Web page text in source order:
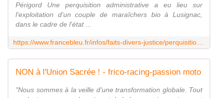
Périgord Une perquisition administrative a eu lieu sur
l'exploitation d'un couple de maraîchers bio à Lusignac,
dans le cadre de l'état ...
NON à l'Union Sacrée ! - frico-racing-passion moto
"Nous sommes à la veille d'une transformation globale. Tout